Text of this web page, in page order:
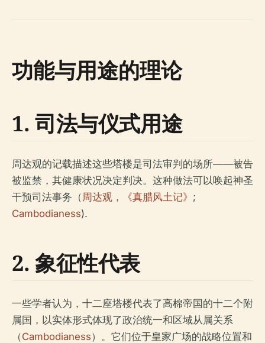
功能与用途的理论
1. 司法与仪式用途
周达观的记载描述这些塔楼是司法审判的场所——被告
被监禁，其健康状况决定判决。这种做法可以唤起神圣
干预司法事务（ 周达观，《真腊风土记》 ;
Cambodianess).
2. 象征性代表
一些学者认为，十二座塔楼代表了高棉帝国的十二个附
属国，以实体形式体现了政治统一和区域从属关系
（Cambodianess）。它们位于皇家广场的战略位置和